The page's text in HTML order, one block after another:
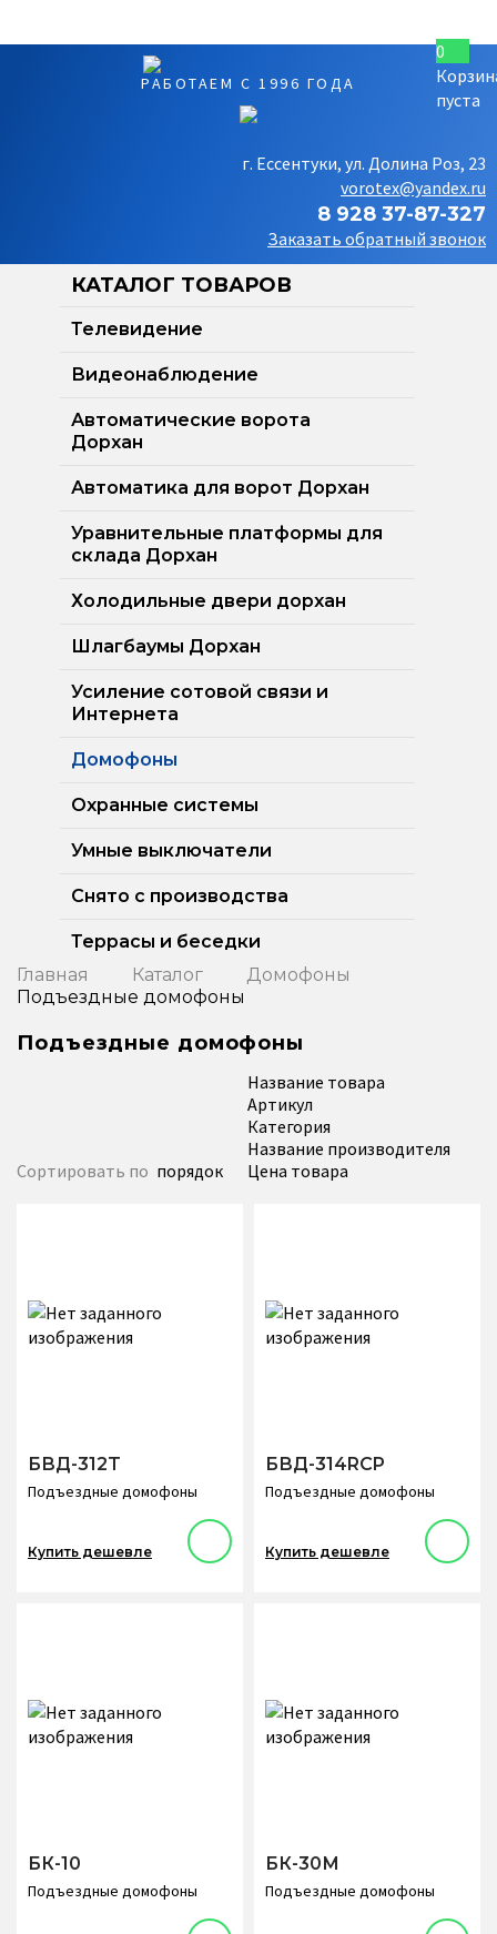
РАБОТАЕМ С 1996 ГОДА
г. Ессентуки, ул. Долина Роз, 23
vorotex@yandex.ru
8 928 37-87-327
Заказать обратный звонок
0
пуста
КАТАЛОГ ТОВАРОВ
Телевидение
Видеонаблюдение
Автоматические ворота
Дорхан
Автоматика для ворот Дорхан
Уравнительные платформы для
склада Дорхан
Холодильные двери дорхан
Шлагбаумы Дорхан
Усиление сотовой связи и
Интернета
Домофоны
Охранные системы
Умные выключатели
Снято с производства
Террасы и беседки
Главная
Каталог
Домофоны
Подъездные домофоны
Подъездные домофоны
Сортировать по порядок
Название товара
Артикул
Категория
Название производителя
Цена товара
БВД-312T
Подъездные домофоны
Купить дешевле
БВД-314RCP
Подъездные домофоны
Купить дешевле
БК-10
Подъездные домофоны
БК-30М
Подъездные домофоны